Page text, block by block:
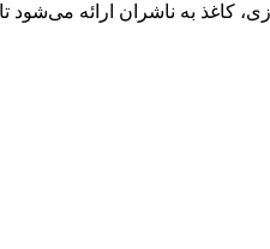
به ناشران ارائه می‌شود تا